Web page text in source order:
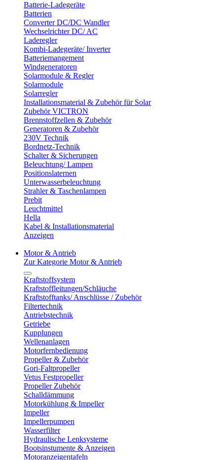
Batterie-Ladegeräte
Batterien
Converter DC/DC Wandler
Wechselrichter DC/ AC
Laderegler
Kombi-Ladegeräte/ Inverter
Batteriemangement
Windgeneratoren
Solarmodule & Regler
Solarmodule
Solarregler
Installationsmaterial & Zubehör für Solar
Zubehör VICTRON
Brennstoffzellen & Zubehör
Generatoren & Zubehör
230V Technik
Bordnetz-Technik
Schalter & Sicherungen
Beleuchtung/ Lampen
Positionslaternen
Unterwasserbeleuchtung
Strahler & Taschenlampen
Prebit
Leuchtmittel
Hella
Kabel & Installationsmaterial
Anzeigen
Motor & Antrieb
Zur Kategorie Motor & Antrieb
Kraftstoffsystem
Kraftstoffleitungen/Schläuche
Kraftstofftanks/ Anschlüsse / Zubehör
Filtertechnik
Antriebstechnik
Getriebe
Kupplungen
Wellenanlagen
Motorfernbedienung
Propeller & Zubehör
Gori-Faltpropeller
Vetus Festpropeller
Propeller Zubehör
Schalldämmung
Motorkühlung & Impeller
Impeller
Impellerpumpen
Wasserfilter
Hydraulische Lenksysteme
Bootsinstumente & Anzeigen
Motoranzeigentafeln